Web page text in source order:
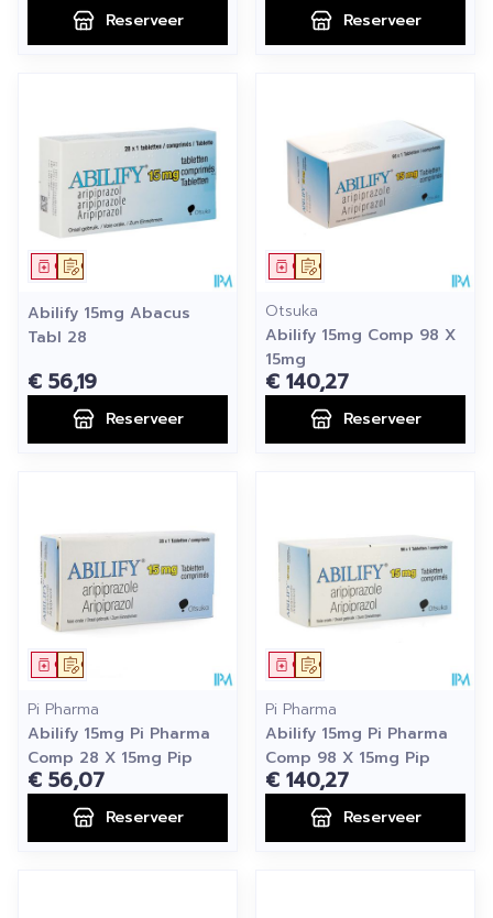
Reserveer Reserveer
Op voorschrift
Geneesmiddel
Abilify 15mg Abacus
Tabl 28
€ 56,19
Reserveer
Op voorschrift
Geneesmiddel
Otsuka
Abilify 15mg Comp 98 X
15mg
€ 140,27
Reserveer
Op voorschrift
Geneesmiddel
Pi Pharma
Abilify 15mg Pi Pharma
Comp 28 X 15mg Pip
€ 56,07
Reserveer
Op voorschrift
Geneesmiddel
Pi Pharma
Abilify 15mg Pi Pharma
Comp 98 X 15mg Pip
€ 140,27
Reserveer